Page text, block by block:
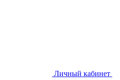
Личный кабинет